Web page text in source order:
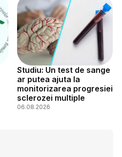
Studiu: Un test de sange
ar putea ajuta la
monitorizarea progresiei
sclerozei multiple
06.08.2026